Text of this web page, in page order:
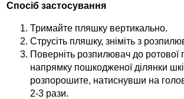
Спосіб застосування
Тримайте пляшку вертикально.
Струсіть пляшку, зніміть з
Поверніть розпилювач до
напрямку пошкодженої ділянки
розпорошите, натиснувши на
2-3 рази.